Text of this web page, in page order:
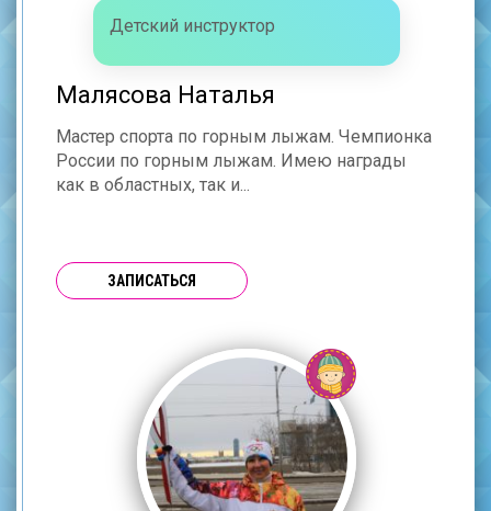
Детский инструктор
Малясова Наталья
Мастер спорта по горным лыжам. Чемпионка
России по горным лыжам. Имею награды
как в областных, так и...
ЗАПИСАТЬСЯ